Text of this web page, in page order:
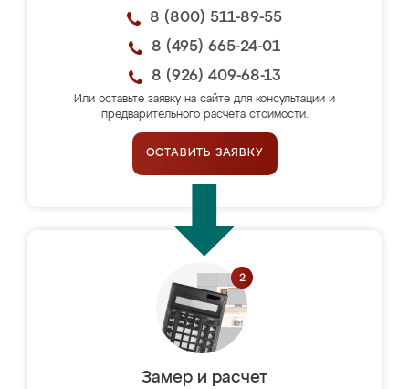
8 (800) 511-89-55
8 (495) 665-24-01
8 (926) 409-68-13
Или оставьте заявку на сайте для консультации и
предварительного расчёта стоимости.
ОСТАВИТЬ ЗАЯВКУ
Замер и расчет